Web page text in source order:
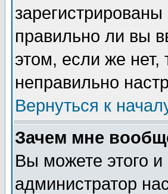
правильно ли вы
этом, если же
неправильно
Вернуться к
Зачем мне
Вы можете этого и
администратор